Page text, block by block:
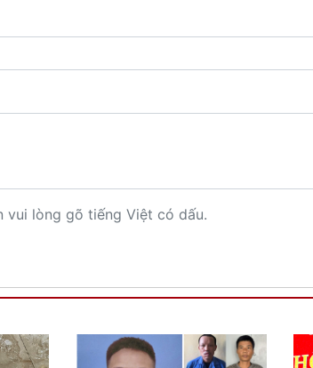
vui lòng gõ tiếng Việt có dấu.